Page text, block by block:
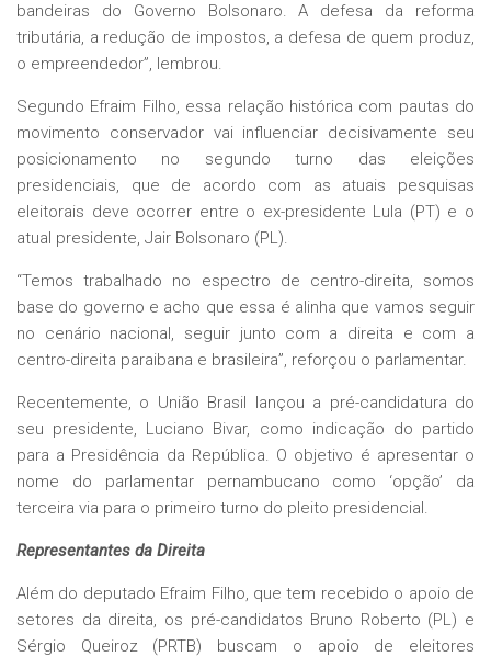
bandeiras do Governo Bolsonaro. A defesa da reforma
tributária, a redução de impostos, a defesa de quem produz,
o empreendedor”, lembrou.
Segundo Efraim Filho, essa relação histórica com pautas do
movimento conservador vai influenciar decisivamente seu
posicionamento no segundo turno das eleições
presidenciais, que de acordo com as atuais pesquisas
eleitorais deve ocorrer entre o ex-presidente Lula (PT) e o
atual presidente, Jair Bolsonaro (PL).
“Temos trabalhado no espectro de centro-direita, somos
base do governo e acho que essa é alinha que vamos seguir
no cenário nacional, seguir junto com a direita e com a
centro-direita paraibana e brasileira”, reforçou o parlamentar.
Recentemente, o União Brasil lançou a pré-candidatura do
seu presidente, Luciano Bivar, como indicação do partido
para a Presidência da República. O objetivo é apresentar o
nome do parlamentar pernambucano como ‘opção’ da
terceira via para o primeiro turno do pleito presidencial.
Representantes da Direita
Além do deputado Efraim Filho, que tem recebido o apoio de
setores da direita, os pré-candidatos Bruno Roberto (PL) e
Sérgio Queiroz (PRTB) buscam o apoio de eleitores